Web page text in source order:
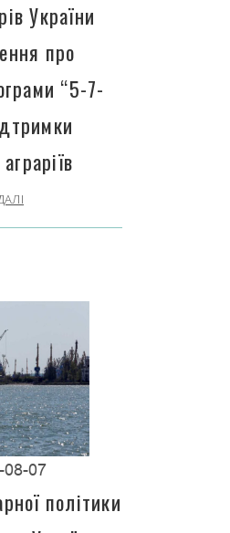
України
про
“5-7-
08-07
політики